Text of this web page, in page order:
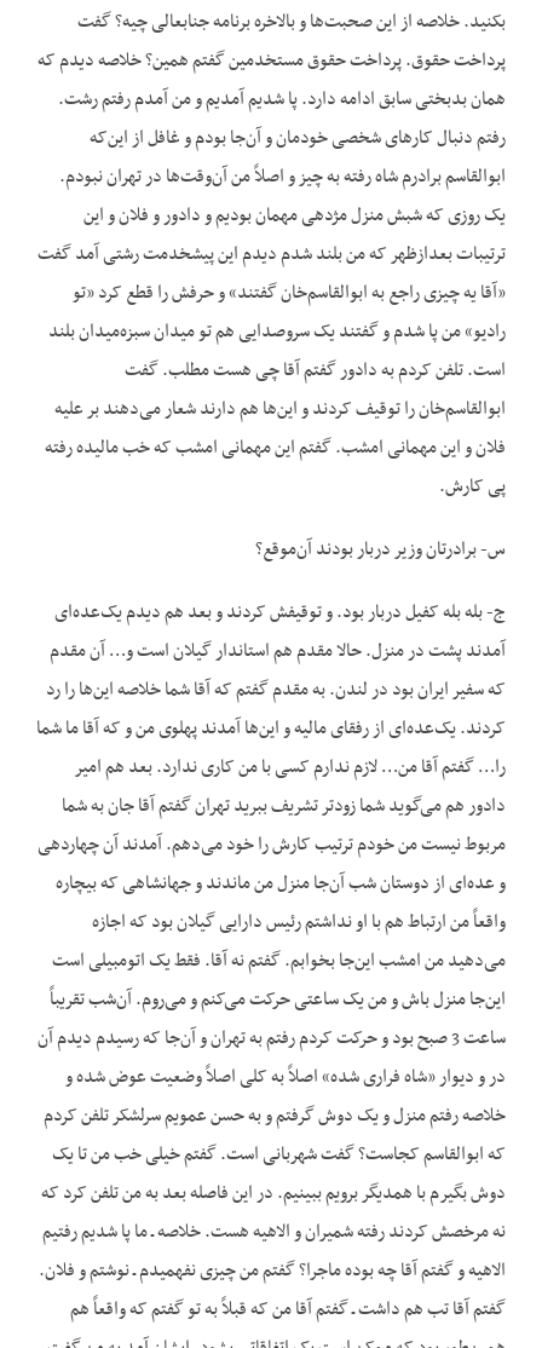
بکنید. خلاصه از این صحبت‌ها و بالاخره برنامه جنابعالی چیه؟ گفت
پرداخت حقوق. پرداخت حقوق مستخدمین گفتم همین؟ خلاصه دیدم که
همان بدبختی سابق ادامه دارد. پا شدیم آمدیم و من آمدم رفتم رشت.
رفتم دنبال کارهای شخصی خودمان و آن‌جا بودم و غافل از این‌که
ابوالقاسم برادرم شاه رفته به چیز و اصلاً من آن‌وقت‌ها در تهران نبودم.
یک روزی که شبش منزل مژدهی مهمان بودیم و دادور و فلان و این
ترتیبات بعدازظهر که من بلند شدم دیدم این پیشخدمت رشتی آمد گفت
«آقا یه چیزی راجع به ابوالقاسم‌خان گفتند» و حرفش را قطع کرد «تو
رادیو» من پا شدم و گفتند یک سروصدایی هم تو میدان سبزه‌میدان بلند
است. تلفن کردم به دادور گفتم آقا چی هست مطلب. گفت
ابوالقاسم‌خان را توقیف کردند و این‌ها هم دارند شعار می‌دهند بر علیه
فلان و این مهمانی امشب. گفتم این مهمانی امشب که خب مالیده رفته
پی کارش.
س- برادرتان وزیر دربار بودند آن‌موقع؟
ج- بله بله کفیل دربار بود. و توقیفش کردند و بعد هم دیدم یک‌عده‌ای
آمدند پشت در منزل. حالا مقدم هم استاندار گیلان است و… آن مقدم
که سفیر ایران بود در لندن. به مقدم گفتم که آقا شما خلاصه این‌ها را رد
کردند. یک‌عده‌ای از رفقای مالیه و این‌ها آمدند پهلوی من و که آقا ما شما
را… گفتم آقا من… لازم ندارم کسی با من کاری ندارد. بعد هم امیر
دادور هم می‌گوید شما زودتر تشریف ببرید تهران گفتم آقا جان به شما
مربوط نیست من خودم ترتیب کارش را خود می‌دهم. آمدند آن چهاردهی
و عده‌ای از دوستان شب آن‌جا منزل من ماندند و جهانشاهی که بیچاره
واقعاً من ارتباط هم با او نداشتم رئیس دارایی گیلان بود که اجازه
می‌دهید من امشب این‌جا بخوابم. گفتم نه آقا. فقط یک اتومبیلی است
این‌جا منزل باش و من یک ساعتی حرکت می‌کنم و می‌روم. آن‌شب تقریباً
ساعت 3 صبح بود و حرکت کردم رفتم به تهران و آن‌جا که رسیدم دیدم آن
در و دیوار «شاه فراری شده» اصلاً به کلی اصلاً وضعیت عوض شده و
خلاصه رفتم منزل و یک دوش گرفتم و به حسن عمویم سرلشکر تلفن کردم
که ابوالقاسم کجاست؟ گفت شهربانی است. گفتم خیلی خب من تا یک
دوش بگیرم با همدیگر برویم ببینیم. در این فاصله بعد به من تلفن کرد که
نه مرخصش کردند رفته شمیران و الاهیه هست. خلاصه ـ ما پا شدیم رفتیم
الاهیه و گفتم آقا چه بوده ماجرا؟ گفتم من چیزی نفهمیدم ـ نوشتم و فلان.
گفتم آقا تب هم داشت ـ گفتم آقا من که قبلاً به تو گفتم که واقعاً هم